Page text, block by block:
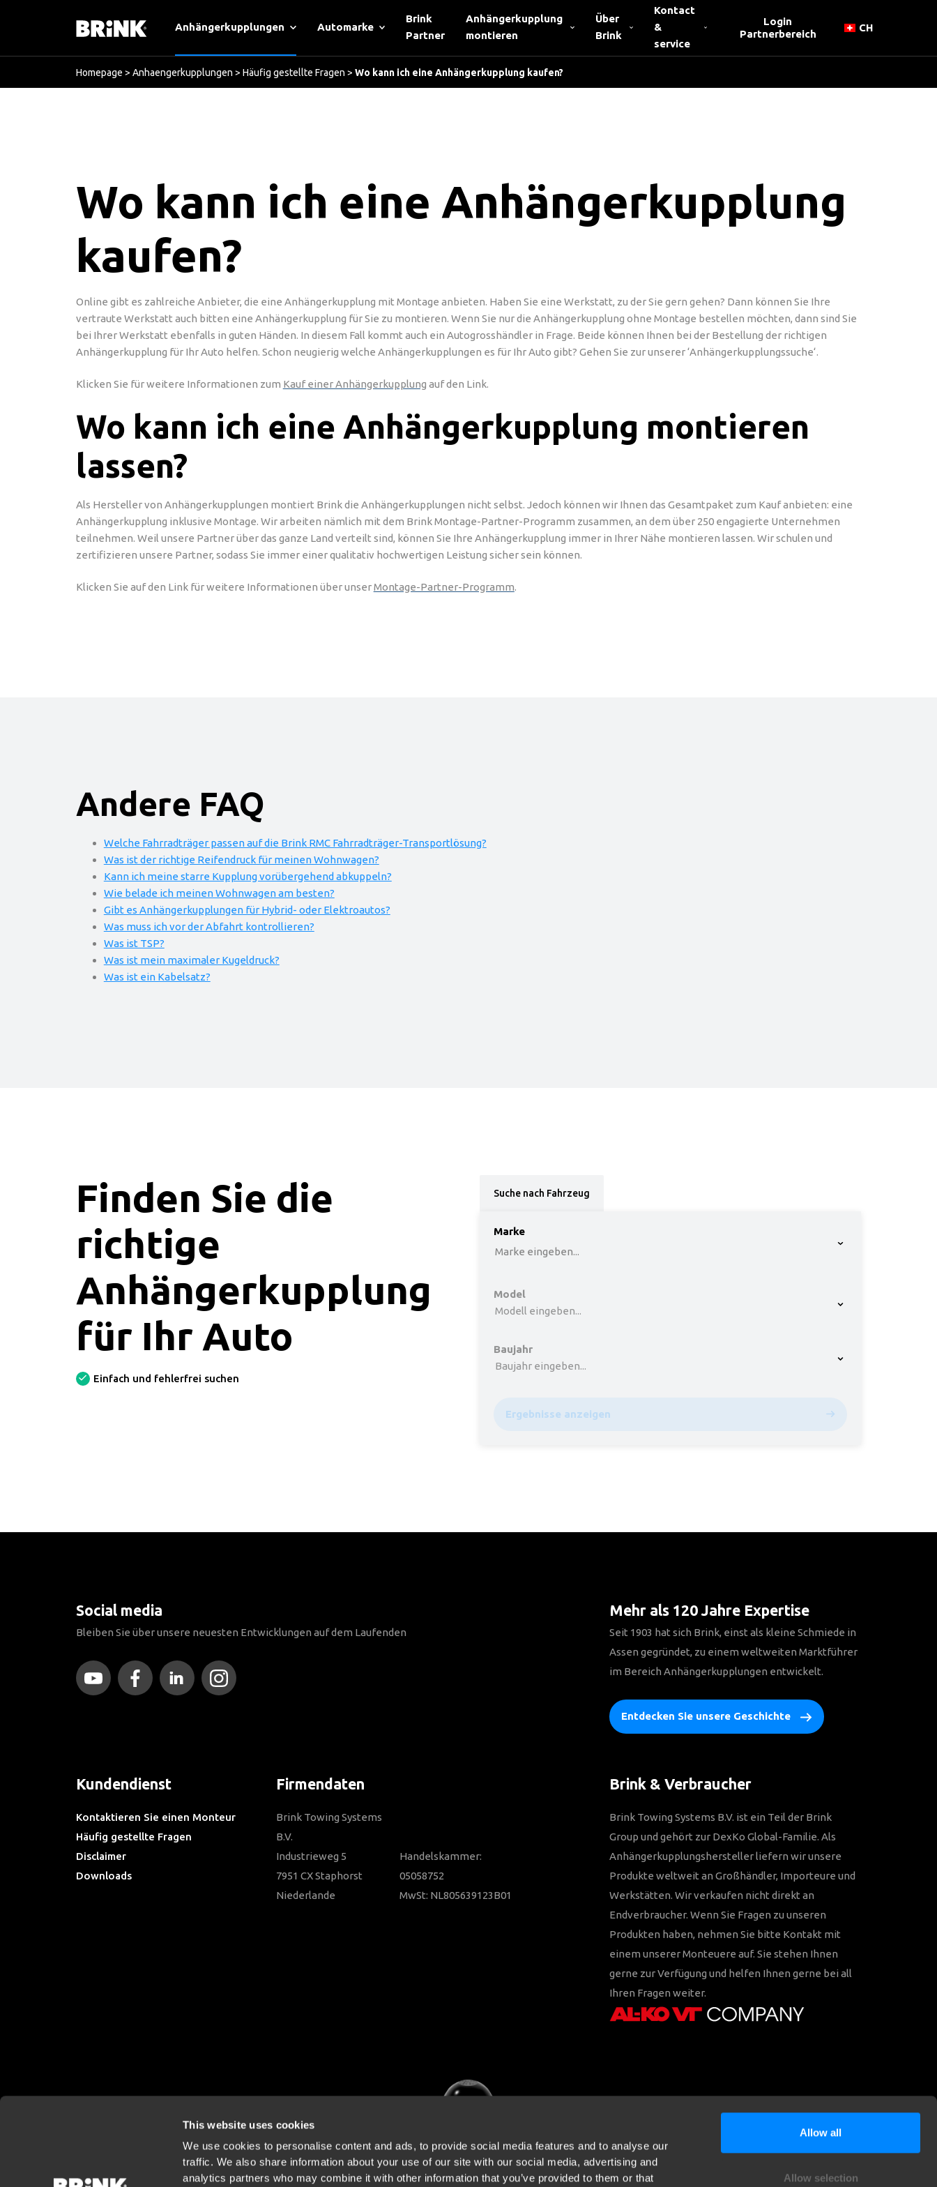
This website uses cookies
We use cookies to personalise content and ads, to provide social media features and to analyse our
traffic. We also share information about your use of our site with our social media, advertising and
analytics partners who may combine it with other information that you’ve provided to them or that
Allow all
Allow selection
Anhängerkupplungen Automarke
Brink
Partner
Anhängerkupplung
montieren
Über
Brink
Kontact
&
service
Login
Partnerbereich
CH
Homepage > Anhaengerkupplungen > Häufig gestellte Fragen > Wo kann ich eine Anhängerkupplung kaufen?
Wo kann ich eine Anhängerkupplung
kaufen?
Online gibt es zahlreiche Anbieter, die eine Anhängerkupplung mit Montage anbieten. Haben Sie eine Werkstatt, zu der Sie gern gehen? Dann können Sie Ihre
vertraute Werkstatt auch bitten eine Anhängerkupplung für Sie zu montieren. Wenn Sie nur die Anhängerkupplung ohne Montage bestellen möchten, dann sind Sie
bei Ihrer Werkstatt ebenfalls in guten Händen. In diesem Fall kommt auch ein Autogrosshändler in Frage. Beide können Ihnen bei der Bestellung der richtigen
Anhängerkupplung für Ihr Auto helfen. Schon neugierig welche Anhängerkupplungen es für Ihr Auto gibt? Gehen Sie zur unserer ‘Anhängerkupplungssuche‘.
Klicken Sie für weitere Informationen zum Kauf einer Anhängerkupplung auf den Link.
Wo kann ich eine Anhängerkupplung montieren
lassen?
Als Hersteller von Anhängerkupplungen montiert Brink die Anhängerkupplungen nicht selbst. Jedoch können wir Ihnen das Gesamtpaket zum Kauf anbieten: eine
Anhängerkupplung inklusive Montage. Wir arbeiten nämlich mit dem Brink Montage-Partner-Programm zusammen, an dem über 250 engagierte Unternehmen
teilnehmen. Weil unsere Partner über das ganze Land verteilt sind, können Sie Ihre Anhängerkupplung immer in Ihrer Nähe montieren lassen. Wir schulen und
zertifizieren unsere Partner, sodass Sie immer einer qualitativ hochwertigen Leistung sicher sein können.
Klicken Sie auf den Link für weitere Informationen über unserMontage-Partner-Programm.
Andere FAQ
Welche Fahrradträger passen auf die Brink RMC Fahrradträger-Transportlösung?
Was ist der richtige Reifendruck für meinen Wohnwagen?
Kann ich meine starre Kupplung vorübergehend abkuppeln?
Wie belade ich meinen Wohnwagen am besten?
Gibt es Anhängerkupplungen für Hybrid- oder Elektroautos?
Was muss ich vor der Abfahrt kontrollieren?
Was ist TSP?
Was ist mein maximaler Kugeldruck?
Was ist ein Kabelsatz?
Finden Sie die
richtige
Anhängerkupplung
für Ihr Auto
Einfach und fehlerfrei suchen
Suche nach Fahrzeug
Marke
Marke eingeben...
Model
Modell eingeben...
Baujahr
Baujahr eingeben...
Ergebnisse anzeigen
Social media
Bleiben Sie über unsere neuesten Entwicklungen auf dem Laufenden
Mehr als 120 Jahre Expertise
Seit 1903 hat sich Brink, einst als kleine Schmiede in
Assen gegründet, zu einem weltweiten Marktführer
im Bereich Anhängerkupplungen entwickelt.
Entdecken Sie unsere Geschichte
Kundendienst
Kontaktieren Sie einen Monteur
Häufig gestellte Fragen
Disclaimer
Downloads
Firmendaten
Brink Towing Systems
B.V.
Industrieweg 5
7951 CX Staphorst
Niederlande
Handelskammer:
05058752
MwSt: NL805639123B01
Brink & Verbraucher
Brink Towing Systems B.V. ist ein Teil der Brink
Group und gehört zur DexKo Global-Familie. Als
Anhängerkupplungshersteller liefern wir unsere
Produkte weltweit an Großhändler, Importeure und
Werkstätten. Wir verkaufen nicht direkt an
Endverbraucher. Wenn Sie Fragen zu unseren
Produkten haben, nehmen Sie bitte Kontakt mit
einem unserer Monteuere auf. Sie stehen Ihnen
gerne zur Verfügung und helfen Ihnen gerne bei all
Ihren Fragen weiter.